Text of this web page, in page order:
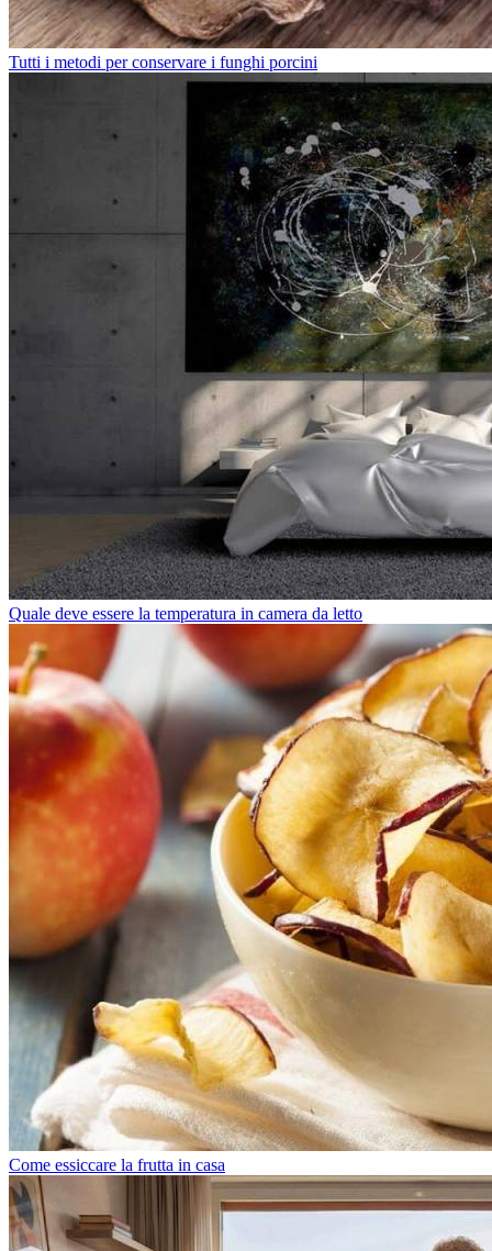
Tutti i metodi per conservare i funghi porcini
Quale deve essere la temperatura in camera da letto
Come essiccare la frutta in casa